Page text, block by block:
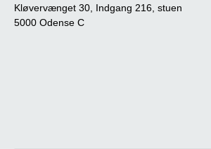
Kløvervænget 30, Indgang 216, stuen
5000 Odense C